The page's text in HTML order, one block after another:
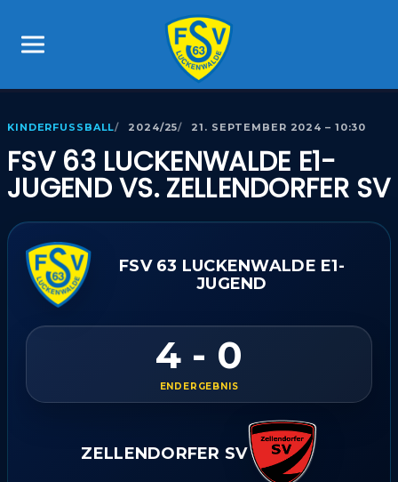
KINDERFUSSBALL 2024/25 21. SEPTEMBER 2024 – 10:30
FSV 63 LUCKENWALDE E1-
JUGEND VS. ZELLENDORFER SV
FSV 63 LUCKENWALDE E1-
JUGEND
4 - 0
ENDERGEBNIS
ZELLENDORFER SV